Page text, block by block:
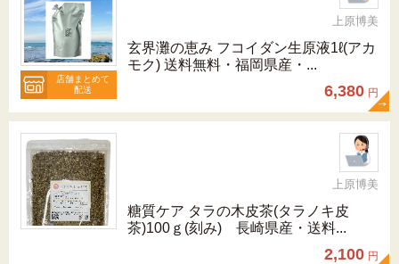
店舗まとめて
配送
上原博美
玄界灘の恵み フコイダン生原液1ℓ(アカ
モク) 送料無料・福岡県産・...
6,380 円
上原博美
糖質ケア タラの木皮茶(タラノキ皮
茶)100ｇ(刻み) 長崎県産・送料...
2,100 円